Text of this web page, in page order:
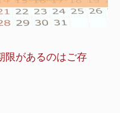
限があるのはご存